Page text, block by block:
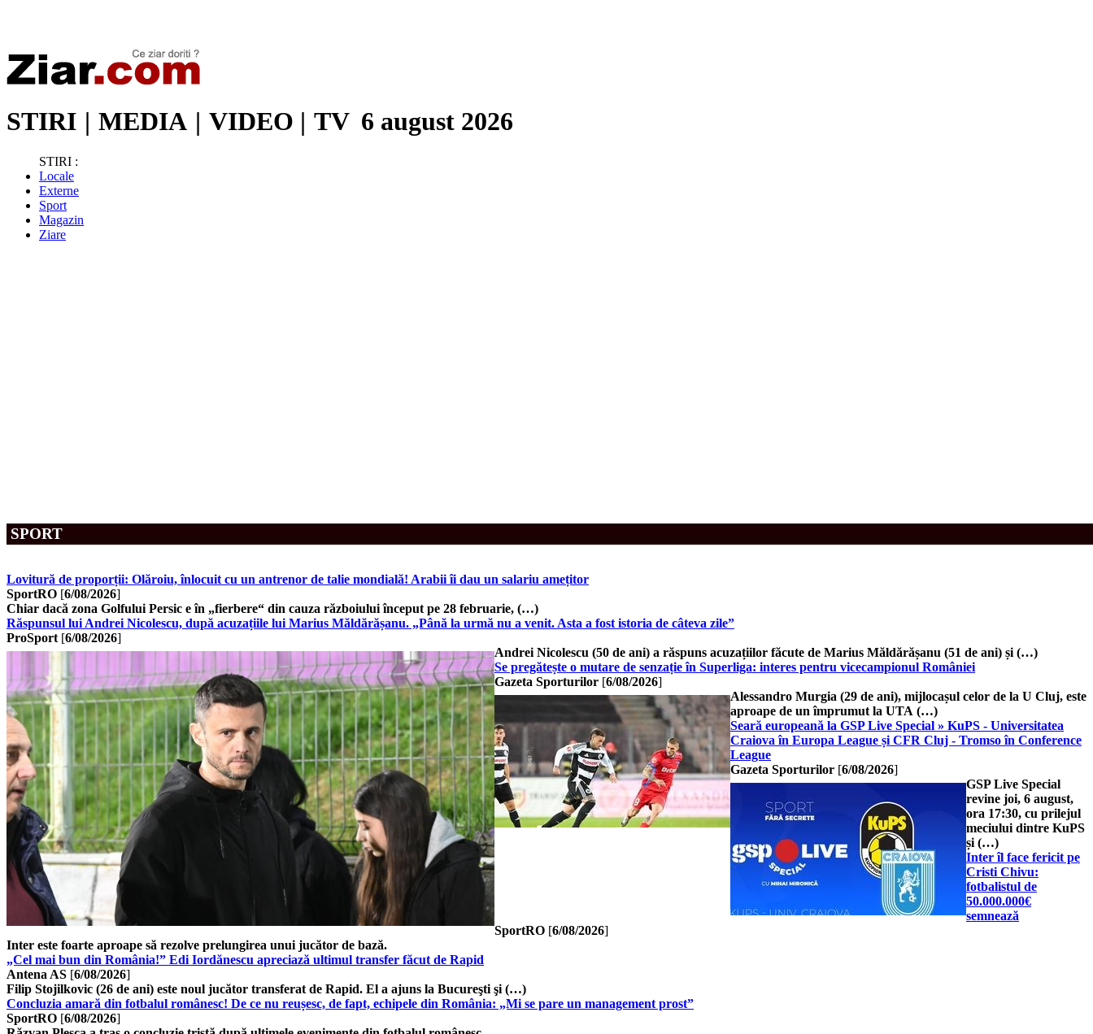
STIRI | MEDIA | VIDEO | TV 6 august 2026
STIRI :
Locale
Externe
Sport
Magazin
Ziare
SPORT
Lovitură de proporții: Olăroiu, înlocuit cu un antrenor de talie mondială! Arabii îi dau un salariu amețitor
SportRO [6/08/2026]
Chiar dacă zona Golfului Persic e în „fierbere“ din cauza războiului început pe 28 februarie, (…)
Răspunsul lui Andrei Nicolescu, după acuzațiile lui Marius Măldărășanu. „Până la urmă nu a venit. Asta a fost istoria de câteva zile”
ProSport [6/08/2026]
Andrei Nicolescu (50 de ani) a răspuns acuzațiilor făcute de Marius Măldărășanu (51 de ani) și (…)
Se pregătește o mutare de senzație în Superliga: interes pentru vicecampionul României
Gazeta Sporturilor [6/08/2026]
Alessandro Murgia (29 de ani), mijlocașul celor de la U Cluj, este
aproape de un împrumut la UTA (…)
Seară europeană la GSP Live Special » KuPS - Universitatea
Craiova în Europa League și CFR Cluj - Tromso în Conference
League
Gazeta Sporturilor [6/08/2026]
GSP Live Special
revine joi, 6 august,
ora 17:30, cu prilejul
meciului dintre KuPS
și (…)
Inter îl face fericit pe
Cristi Chivu:
fotbalistul de
50.000.000€
semnează
SportRO [6/08/2026]
Inter este foarte aproape să rezolve prelungirea unui jucător de bază.
„Cel mai bun din România!” Edi Iordănescu apreciază ultimul transfer făcut de Rapid
Antena AS [6/08/2026]
Filip Stojilkovic (26 de ani) este noul jucător transferat de Rapid. El a ajuns la Bucureşti şi (…)
Concluzia amară din fotbalul românesc! De ce nu reușesc, de fapt, echipele din România: „Mi se pare un management prost”
SportRO [6/08/2026]